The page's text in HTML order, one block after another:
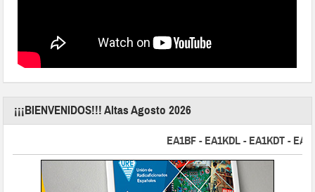
¡¡¡BIENVENIDOS!!! Altas Agosto 2026
EA1BF - EA1KDL - EA1KDT -